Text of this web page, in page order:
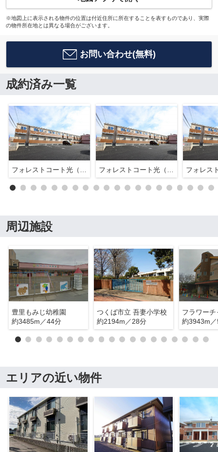
※地図上に表示される物件の位置は付近住所に所在することを表すものであり、実際
の物件所在地とは異なる場合がございます。
お問い合わせ(無料)
成約済み一覧
フォレストコート光（シャイン） フォレストコート光（シャイン）
周辺施設
豊里もみじ幼稚園
約3485m／44分
つくば市立 吾妻小学校
約2194m／28分
約3943m
エリアの近い物件